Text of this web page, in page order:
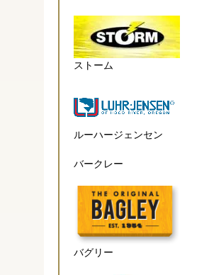
ストーム
ルーハージェンセン
バークレー
バグリー